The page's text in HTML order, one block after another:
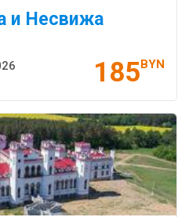
и Несвижа
185BYN